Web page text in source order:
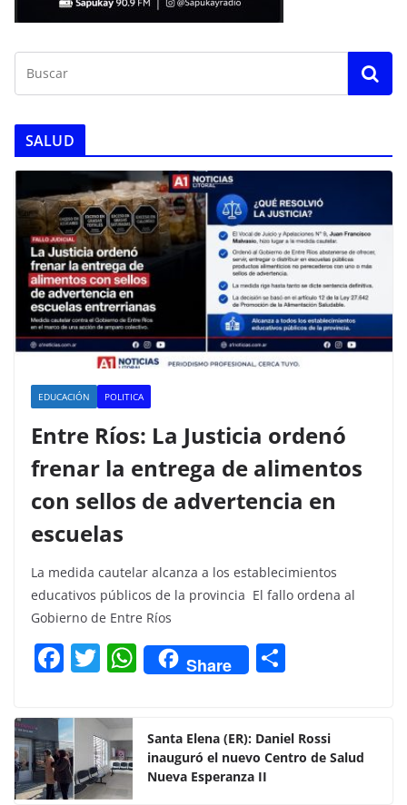
SALUD
EDUCACIÓN POLITICA
Entre Ríos: La Justicia ordenó
frenar la entrega de alimentos
con sellos de advertencia en
escuelas
La medida cautelar alcanza a los establecimientos
educativos públicos de la provincia El fallo ordena al
Gobierno de Entre Ríos
F
c
e
b
T
itt
er
W
h
s
A
Share
p
ar
Santa Elena (ER): Daniel Rossi
inauguró el nuevo Centro de Salud
Nueva Esperanza II